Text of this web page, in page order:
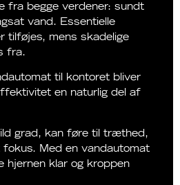
fra begge verdener: sundt
vand. Essentielle
tilføjes, mens skadelige
fra.
til kontoret bliver
en naturlig del af
grad, kan føre til træthed,
fokus. Med en vandautomat
hjernen klar og kroppen